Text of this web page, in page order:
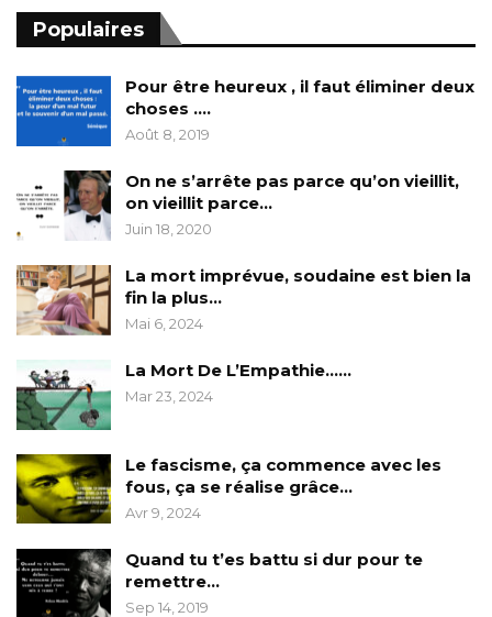
Populaires
Pour être heureux , il faut éliminer deux
choses ….
Août 8, 2019
On ne s’arrête pas parce qu’on vieillit,
on vieillit parce…
Juin 18, 2020
La mort imprévue, soudaine est bien la
fin la plus…
Mai 6, 2024
La Mort De L’Empathie……
Mar 23, 2024
Le fascisme, ça commence avec les
fous, ça se réalise grâce…
Avr 9, 2024
Quand tu t’es battu si dur pour te
remettre…
Sep 14, 2019